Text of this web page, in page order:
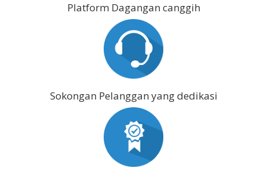
Platform Dagangan canggih
Sokongan Pelanggan yang dedikasi